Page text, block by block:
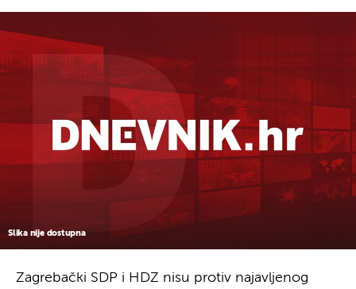
Slika nije dostupna
Zagrebački SDP i HDZ nisu protiv najavljenog